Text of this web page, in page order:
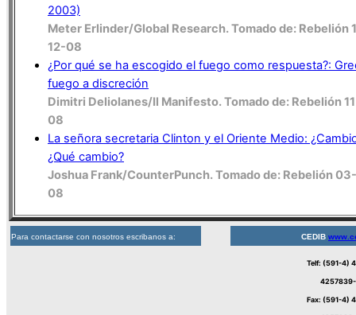
2003)
Meter Erlinder/Global Research. Tomado de: Rebelión
12-08
¿Por qué se ha escogido el fuego como respuesta?:
fuego a discreción
Dimitri Deliolanes/Il Manifesto. Tomado de: Rebelión
08
La señora secretaria Clinton y el Oriente Medio:
¿Qué cambio?
Joshua Frank/CounterPunch. Tomado de: Rebelión
08
Para contactarse con nosotros escribanos a: CEDIB
Telf: (591-4)
Fax: (591-4)